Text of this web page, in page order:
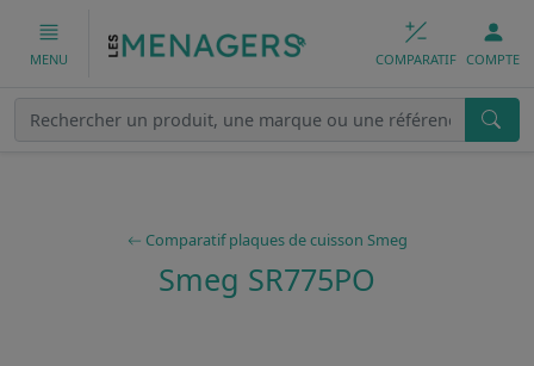
MENU COMPARATIF COMPTE
Comparatif plaques de cuisson Smeg
Smeg SR775PO